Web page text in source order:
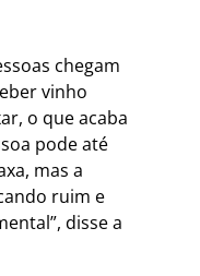
chegam
vinho
o que acaba
pode até
mas a
ruim e
disse a